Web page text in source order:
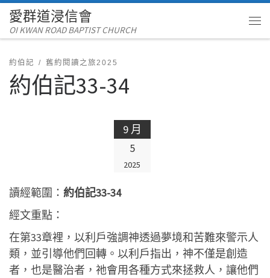
Skip to content
愛群道浸信會
OI KWAN ROAD BAPTIST CHURCH
約伯記 舊約閱讀之旅2025
約伯記33-34
9 月
5
2025
讀經範圍： 約伯記33-34
經文重點：
在第33章裡，以利戶強調神透過夢境和苦難來警示人
類，並引導他們回轉。以利戶指出，神不僅是創造
者，也是醫治者，祂會用各種方式來拯救人，讓他們